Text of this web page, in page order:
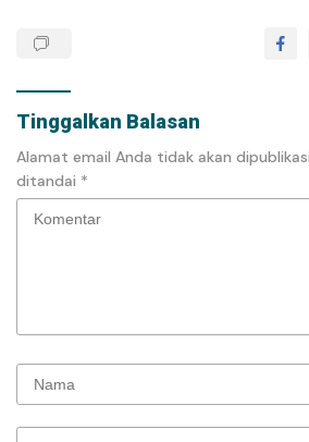
Tinggalkan Balasan
Alamat email Anda tidak akan
ditandai *